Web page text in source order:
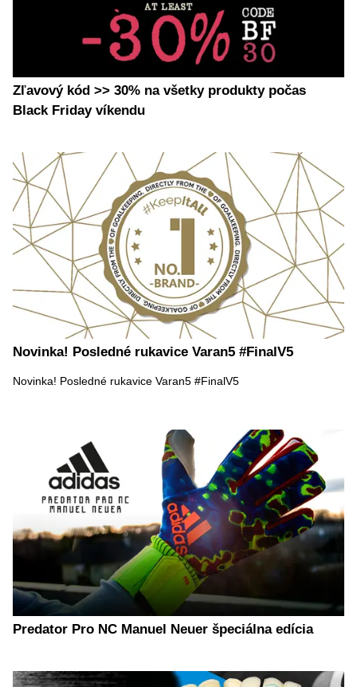
Zľavový kód >> 30% na všetky produkty počas
Black Friday víkendu
Novinka! Posledné rukavice Varan5 #FinalV5
Novinka! Posledné rukavice Varan5 #FinalV5
Predator Pro NC Manuel Neuer špeciálna edícia